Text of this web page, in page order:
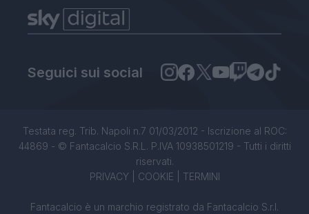
Seguici sui social
Testata reg. Trib. Napoli n.7 01/03/2012 - Iscrizione al ROC:
44869 - © Fantacalcio S.R.L. P.IVA 10938501219 - Tutti i diritti
riservati.
PRIVACY| COOKIE TERMINI
Fantacalcio è un marchio registrato da Fantacalcio S.r.l.